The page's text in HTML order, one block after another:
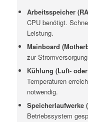
Arbeitsspeicher
CPU benötigt.
Leistung.
Mainboard
zur
Kühlung (Luft-
Temperaturen
notwendig.
Speicherlaufwerke
Betriebssystem